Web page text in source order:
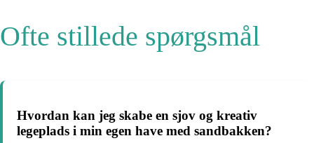
Ofte stillede spørgsmål
Hvordan kan jeg skabe en sjov og kreativ
legeplads i min egen have med sandbakken?